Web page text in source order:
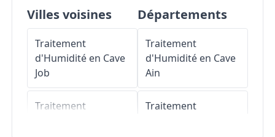
Villes voisines
Traitement
d'Humidité en Cave
Job
Traitement
Départements
Traitement
d'Humidité en Cave
Ain
Traitement